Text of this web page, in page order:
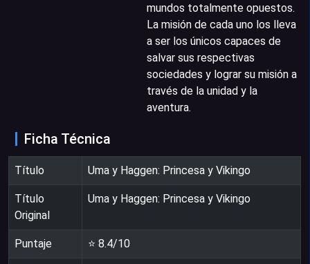
mundos totalmente opuestos.
La misión de cada uno los lleva
a ser los únicos capaces de
salvar sus respectivas
sociedades y lograr su misión a
través de la unidad y la
aventura.
Ficha Técnica
Título Uma y Haggen: Princesa y Vikingo
Título
Original
Uma y Haggen: Princesa y Vikingo
Puntaje ⭐ 8.4/10